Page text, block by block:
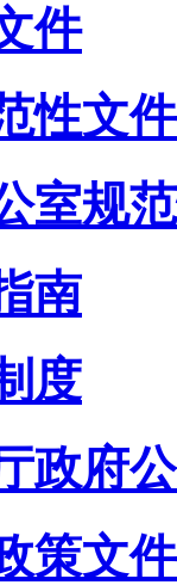
件
性文件
室规
南
度
政府
策文件